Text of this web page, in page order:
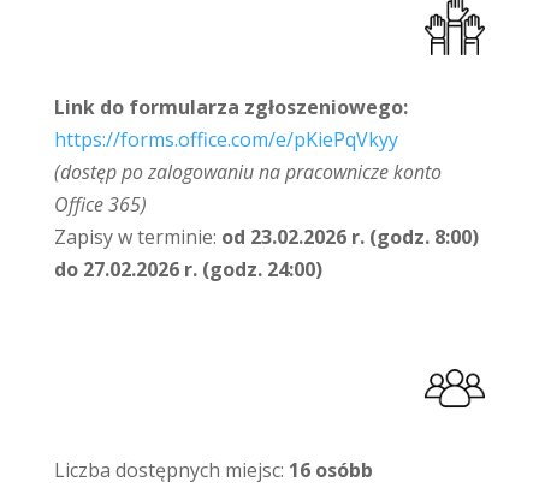
Link do formularza zgłoszeniowego:
https://forms.office.com/e/pKiePqVkyy
(dostęp po zalogowaniu na pracownicze konto
Office 365)
Zapisy w terminie: od 23.02.2026 r. (godz. 8:00)
do 27.02.2026 r. (godz. 24:00)
Liczba dostępnych miejsc: 16 osóbb